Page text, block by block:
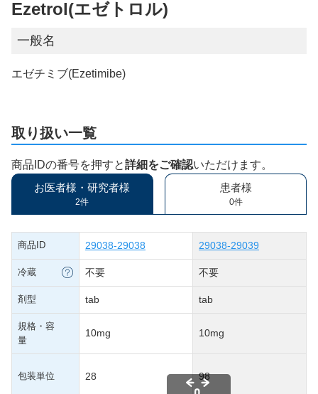
Ezetrol(エゼトロル)
一般名
エゼチミブ(Ezetimibe)
取り扱い一覧
商品IDの番号を押すと詳細をご確認いただけます。
お医者様・研究者様
2件
患者様
0件
商品ID 29038-29038 29038-29039
冷蔵 不要 不要
剤型 tab tab
規格・容
量
10mg 10mg
包装単位 28 98